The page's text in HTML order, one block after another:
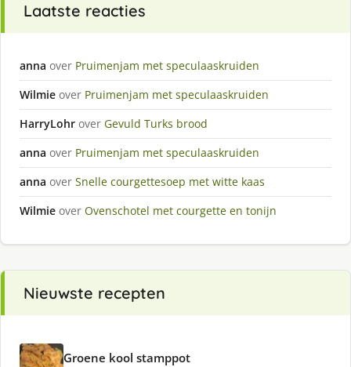
Laatste reacties
anna over Pruimenjam met speculaaskruiden
Wilmie over Pruimenjam met speculaaskruiden
HarryLohr over Gevuld Turks brood
anna over Pruimenjam met speculaaskruiden
anna over Snelle courgettesoep met witte kaas
Wilmie over Ovenschotel met courgette en tonijn
Nieuwste recepten
Groene kool stamppot